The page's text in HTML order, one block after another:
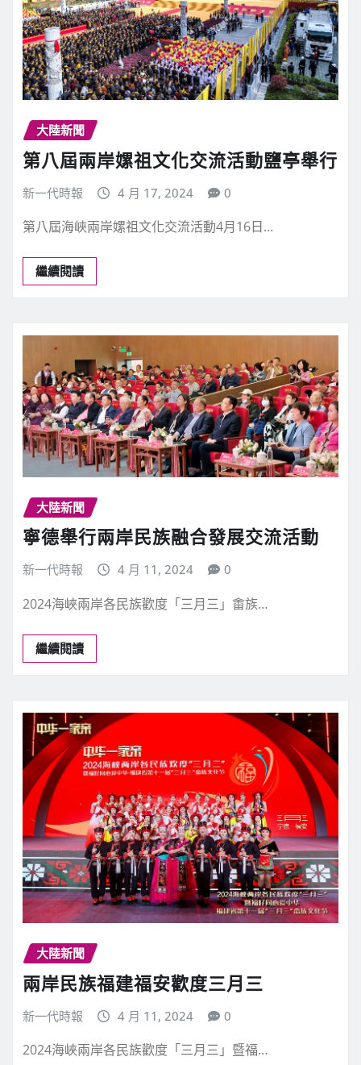
大陸新聞
第八屆兩岸嫘祖文化交流活動鹽亭舉行
新一代時報 4 月 17, 2024 0
第八屆海峽兩岸嫘祖文化交流活動4月16日…
繼續閱讀
大陸新聞
寧德舉行兩岸民族融合發展交流活動
新一代時報 4 月 11, 2024 0
2024海峽兩岸各民族歡度「三月三」畬族…
繼續閱讀
大陸新聞
兩岸民族福建福安歡度三月三
新一代時報 4 月 11, 2024 0
2024海峽兩岸各民族歡度「三月三」暨福…